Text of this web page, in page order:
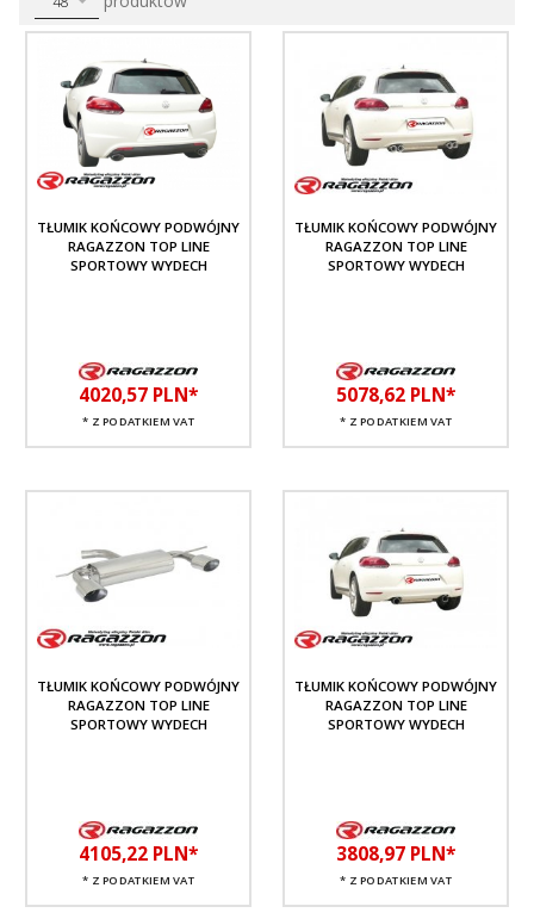
TŁUMIK KOŃCOWY PODWÓJNY
RAGAZZON TOP LINE
SPORTOWY WYDECH
4020,57 PLN*
* Z PODATKIEM VAT
TŁUMIK KOŃCOWY PODWÓJNY
RAGAZZON TOP LINE
SPORTOWY WYDECH
5078,62 PLN*
* Z PODATKIEM VAT
TŁUMIK KOŃCOWY PODWÓJNY
RAGAZZON TOP LINE
SPORTOWY WYDECH
4105,22 PLN*
* Z PODATKIEM VAT
TŁUMIK KOŃCOWY PODWÓJNY
RAGAZZON TOP LINE
SPORTOWY WYDECH
3808,97 PLN*
* Z PODATKIEM VAT